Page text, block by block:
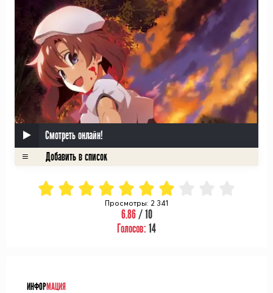
Смотреть онлайн!
Просмотры: 2 341
6.86/ 10
Голосов: 14
ИНФОРМАЦИЯ